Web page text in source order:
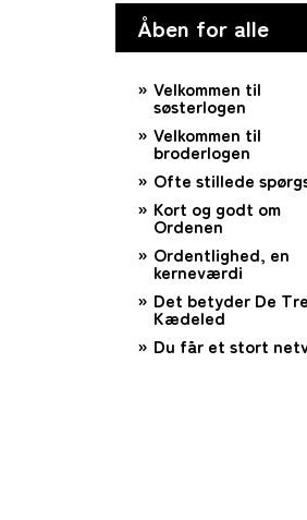
Åben for alle
Velkommen til
søsterlogen
Velkommen til
broderlogen
Ofte stillede
Kort og godt om
Ordenen
Ordentlighed, en
kerneværdi
Det betyder De Tre
Kædeled
Du får et stort